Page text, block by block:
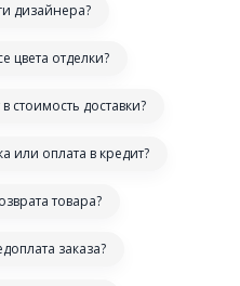
дизайнера?
цвета отделки?
стоимость доставки?
или оплата в кредит?
товара?
заказа?